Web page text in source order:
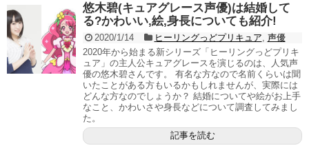
悠木碧(キュアグレース声優)は結婚して
る?かわいい,絵,身長についても紹介!
2020/1/14 ヒーリングっどプリキュア 声優
2020年から始まる新シリーズ「ヒーリングっどプリキ
ュア」の主人公キュアグレースを演じるのは、人気声
優の悠木碧さんです。 有名な方なので名前くらいは聞
いたことがある方もいるかもしれませんが、実際には
どんな方なのでしょうか？ 結婚についてや絵がお上手
なこと、かわいさや身長などについて調査してみまし
た。
記事を読む